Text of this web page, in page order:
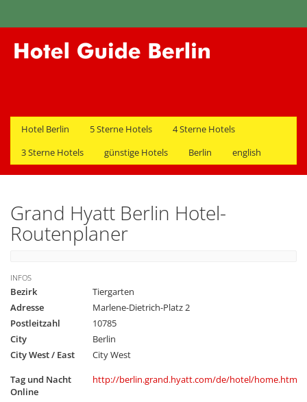
Hotel Berlin 5 Sterne Hotels
4 Sterne Hotels
3 Sterne Hotels
günstige Hotels Berlin english
Grand Hyatt Berlin Hotel-
Routenplaner
INFOS
Bezirk
Tiergarten
Adresse
Marlene-Dietrich-Platz 2
Postleitzahl
10785
City
Berlin
City West / East
City West
Tag und Nacht
Online
http://berlin.grand.hyatt.com/de/hotel/home.html